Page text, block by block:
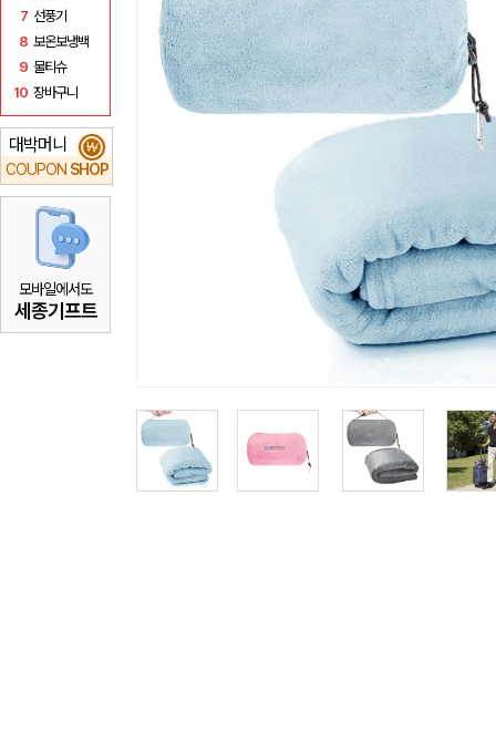
7 선풍기
8 보온보냉백
9 물티슈
10 장바구니
대박머니
COUPON SHOP
₩
모바일에서도
세종기프트